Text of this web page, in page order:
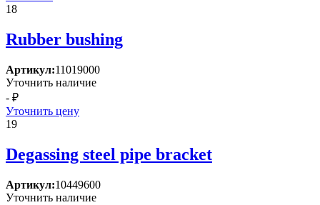
18
Rubber bushing
Артикул:11019000
Уточнить наличие
- ₽
Уточнить цену
19
Degassing steel pipe bracket
Артикул:10449600
Уточнить наличие